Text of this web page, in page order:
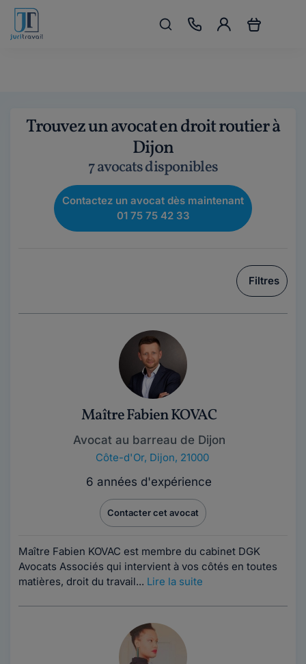
Trouvez un avocat en droit routier à
Dijon
7 avocats disponibles
Contactez un avocat dès maintenant
01 75 75 42 33
Filtres
Maître Fabien KOVAC
Avocat au barreau de Dijon
Côte-d'Or, Dijon, 21000
6 années d'expérience
Contacter cet avocat
Maître Fabien KOVAC est membre du cabinet DGK
Avocats Associés qui intervient à vos côtés en toutes
matières, droit du travail... Lire la suite